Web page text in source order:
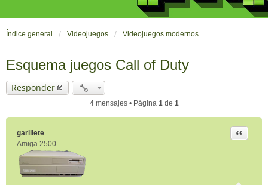
Índice general Videojuegos Videojuegos modernos
Esquema juegos Call of Duty
Responder
4 mensajes • Página 1de 1
garillete
Amiga 2500
Citar